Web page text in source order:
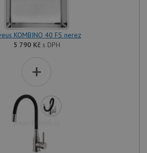
KOMBINO 40 FS nerez
5 790 Kčs DPH
+